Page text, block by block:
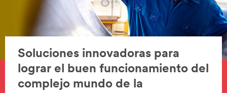
Soluciones innovadoras para
lograr el buen funcionamiento del
complejo mundo de la